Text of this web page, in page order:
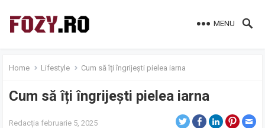
MENU
Home Lifestyle Cum să îți îngrijești pielea iarna
Cum să îți îngrijești pielea iarna
Redacția februarie 5, 2025